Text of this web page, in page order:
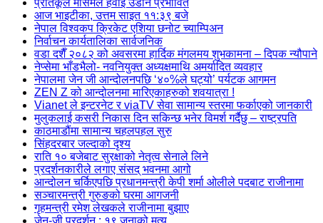
प्रतिकूल मौसमले हवाई उडान प्रभावित
आज भाइटीका, उत्तम साइत ११:३९ बजे
नेपाल विश्वकप क्रिकेट एशिया छनोट च्याम्पिअन
निर्वाचन कार्यतालिका सार्वजनिक
वडा दशैँ २०८२ को अवसरमा हार्दिक मंगलमय शुभकामना – दिपक न्यौपाने
नेप्सेमा भाँडभैलो- नवनियुक्त अध्यक्षमाथि अमर्यादित व्यवहार
नेपालमा जेन जी आन्दोलनपछि ‘४०%ले घट्यो’ पर्यटक आगमन
ZEN Z को आन्दोलनमा मारिएकाहरुको शवयात्रा !
Vianet ले इन्टरनेट र viaTV सेवा सामान्य स्तरमा फर्काएको जानकारी
मुलुकलाई कसरी निकास दिन सकिन्छ भनेर विमर्श गर्दैछु – राष्ट्रपति
काठमाडौंमा सामान्य चहलपहल सुरु
सिंहदरबार जल्दाको दृश्य
राति १० बजेबाट सुरक्षाको नेतृत्व सेनाले लिने
प्रदर्शनकारीले लगाए संसद् भवनमा आगो
आन्दोलन चर्किएपछि प्रधानमन्त्री केपी शर्मा ओलीले पदबाट ‍राजीनामा
सञ्चारमन्त्री गुरुङको घरमा आगजनी
गृहमन्त्री रमेश लेखकले राजीनामा बुझाए
जेन-जी प्रदर्शन : १९ जनाको मृत्यु